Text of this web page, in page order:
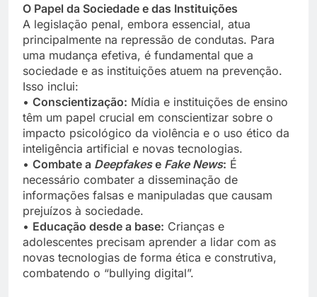
O Papel da Sociedade e das Instituições
A legislação penal, embora essencial, atua
principalmente na repressão de condutas. Para
uma mudança efetiva, é fundamental que a
sociedade e as instituições atuem na prevenção.
Isso inclui:
• Conscientização: Mídia e instituições de ensino
têm um papel crucial em conscientizar sobre o
impacto psicológico da violência e o uso ético da
inteligência artificial e novas tecnologias.
• Combate a Deepfakese Fake News: É
necessário combater a disseminação de
informações falsas e manipuladas que causam
prejuízos à sociedade.
• Educação desde a base: Crianças e
adolescentes precisam aprender a lidar com as
novas tecnologias de forma ética e construtiva,
combatendo o “bullying digital”.